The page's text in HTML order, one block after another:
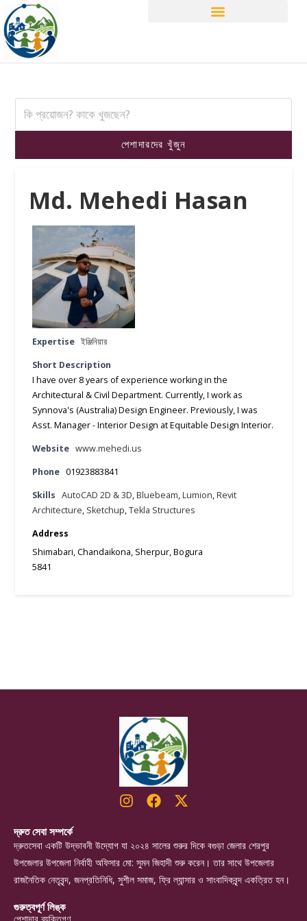
Md. Mehedi Hasan
Expertise ইঞ্জিনিয়ার
Short Description
I have over 8 years of experience working in the
Architectural & Civil Department. Currently, I work as
Synnova's (Australia) Design Engineer. Previously, I was
Asst. Manager - Interior Design at Equitable Design Interior.
Website www.mehedi.us
Phone 01923883841
Skills
AutoCAD 2D & 3D,Bluebeam,Lumion,Revit
Architecture, Sketchup,Tekla Structures
Address
Shimabari, Chandaikona, Sherpur, Bogura
5841
দ্রুত সেবা সম্পর্কে
দ্রুতসেবা একটি উদ্ভাবনী উদ্যোগ যা ২০২৪ সালের শুরুর দিকে বগুড়া জেলার শেরপুর
উপজেলার উপজেলা নির্বাহী অফিসার মো: সুমন জিহাদী শুরু করেন। তার সাথে উপজেলার
রাজনৈতিক নেতৃবৃন্দ, জনপ্রতিনিধি, সুশীল সমাজ, ফ্রি ল্যান্সার ও সাংবাদিকবৃন্দ একত্রিত হন।
গুরুত্বপূর্ণ লিঙ্ক